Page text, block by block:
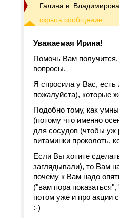
Галина в. Владимирова
Уважаемая Ирина!
Помочь Вам
вопросы.
Я спросила у Вас,
пожалуйста), которые
Подобно тому, как
(потому что именно
для сосудов (чтобы уж
витаминки проколоть,
Если Вы хотите
заглядывали), то Вам
почему к Вам надо
("вам пора
потом уже и про акции
:-)